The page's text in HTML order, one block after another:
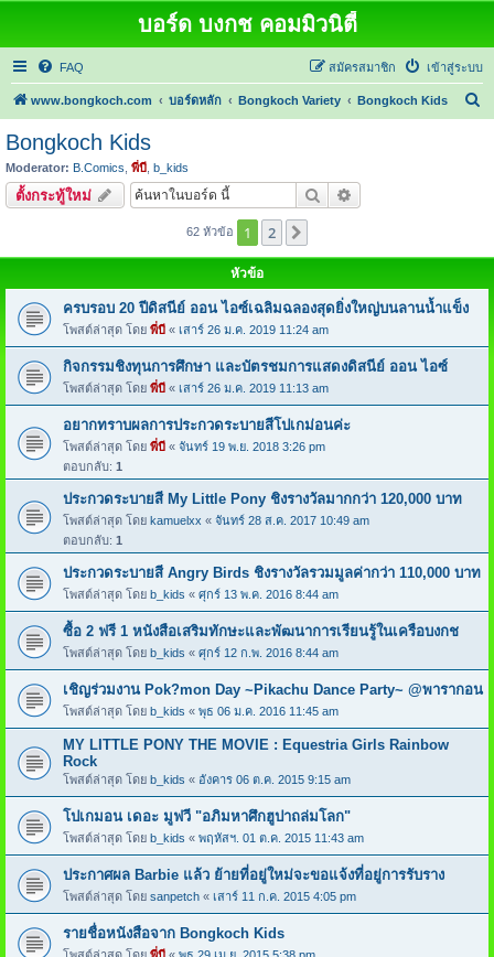
บอร์ด บงกช คอมมิวนิตี้
FAQ เข้าสู่ระบบ
สมัครสมาชิก
www.bongkoch.com บอร์ดหลัก Bongkoch Variety Bongkoch Kids
Bongkoch Kids
Moderator: B.Comics พี่บี b_kids
ตั้งกระทู้ใหม่ ค้นหา
62 หัวข้อ 1 2
หัวข้อ
ครบรอบ 20 ปีดิสนีย์ ออน ไอซ์เฉลิมฉลองสุดยิ่งใหญ่บนลานน้ำแข็ง
โพสต์ล่าสุด โดย พี่บี « เสาร์ 26 ม.ค. 2019 11:24 am
กิจกรรมชิงทุนการศึกษา และบัตรชมการแสดงดิสนีย์ ออน ไอซ์
โพสต์ล่าสุด โดย พี่บี « เสาร์ 26 ม.ค. 2019 11:13 am
อยากทราบผลการประกวดระบายสีโปเกม่อนค่ะ
โพสต์ล่าสุด โดย พี่บี « จันทร์ 19 พ.ย. 2018 3:26 pm
ตอบกลับ: 1
ประกวดระบายสี My Little Pony ชิงรางวัลมากกว่า 120,000 บาท
โพสต์ล่าสุด โดย kamuelxx « จันทร์ 28 ส.ค. 2017 10:49 am
ตอบกลับ: 1
ประกวดระบายสี Angry Birds ชิงรางวัลรวมมูลค่ากว่า 110,000 บาท
โพสต์ล่าสุด โดย b_kids « ศุกร์ 13 พ.ค. 2016 8:44 am
ซื้อ 2 ฟรี 1 หนังสือเสริมทักษะและพัฒนาการเรียนรู้ในเครือบงกช
โพสต์ล่าสุด โดย b_kids « ศุกร์ 12 ก.พ. 2016 8:44 am
เชิญร่วมงาน Pok?mon Day ~Pikachu Dance Party~ @พารากอน
โพสต์ล่าสุด โดย b_kids « พุธ 06 ม.ค. 2016 11:45 am
MY LITTLE PONY THE MOVIE : Equestria Girls Rainbow
Rock
โพสต์ล่าสุด โดย b_kids « อังคาร 06 ต.ค. 2015 9:15 am
โปเกมอน เดอะ มูฟวี "อภิมหาศึกฮูปาถล่มโลก"
โพสต์ล่าสุด โดย b_kids « พฤหัสฯ. 01 ต.ค. 2015 11:43 am
ประกาศผล Barbie แล้ว ย้ายที่อยู่ใหม่จะขอแจ้งที่อยู่การรับราง
โพสต์ล่าสุด โดย sanpetch « เสาร์ 11 ก.ค. 2015 4:05 pm
รายชื่อหนังสือจาก Bongkoch Kids
โพสต์ล่าสุด โดย พี่บี « พุธ 29 เม.ย. 2015 5:38 pm